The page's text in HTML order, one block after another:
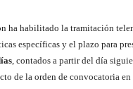
ha habilitado la tramitación
específicas y el plazo para
, contados a partir del día
de la orden de convocatoria